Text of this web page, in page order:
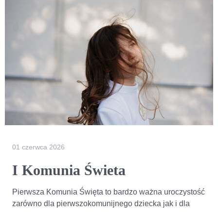
01 czerwca 2026
I Komunia Świeta
Pierwsza Komunia Święta to bardzo ważna uroczystość
zarówno dla pierwszokomunijnego dziecka jak i dla